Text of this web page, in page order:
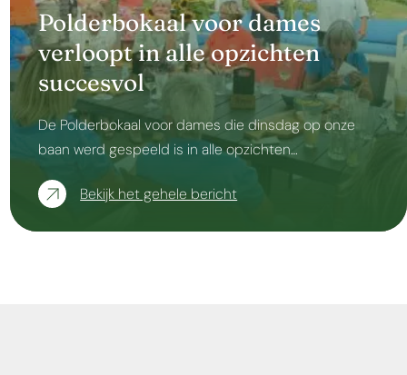
Polderbokaal voor dames
verloopt in alle opzichten
succesvol
De Polderbokaal voor dames die dinsdag op onze
baan werd gespeeld is in alle opzichten…
Bekijk het gehele bericht